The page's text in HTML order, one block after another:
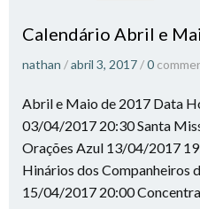
Calendário Abril e
nathan /abril 3, 2017 /0
Abril e Maio de 2017 Data
03/04/2017 20:30 Santa
Orações Azul 13/04/2017
Hinários dos Companheiros
15/04/2017 20:00